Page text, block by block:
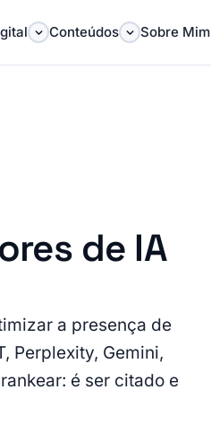
Conteúdos Sobre Mim
de IA
a presença de
Perplexity, Gemini,
é ser citado e